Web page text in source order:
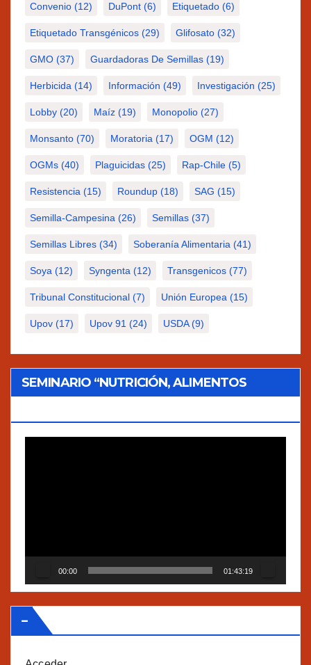
Convenio (12) DuPont (6) Etiquetado (6)
Etiquetado Transgénicos (29) Glifosato (32)
GMO (37) Guardadoras De Semillas (19)
Herbicida (14) Información (49) Investigación (25)
Lobby (20) Maíz (19) Monopolio (27)
Monsanto (70) Moratoria (17) OGM (12)
OGMs (40) Plaguicidas (25) Rap-Chile (5)
Resistencia (15) Roundup (18) SAG (15)
Semilla-Campesina (26) Semillas (37)
Semillas Libres (34) Soberanía Alimentaria (41)
Soya (12) Syngenta (12) Transgenicos (77)
Tribunal Constitucional (7) Unión Europea (15)
Upov (17) Upov 91 (24) USDA(9)
SEMINARIO “NUTRICIÓN, ALIMENTOS
00:00 01:43:19
–